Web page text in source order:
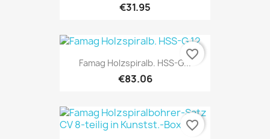
€31.95
Famag Holzspiralb. HSS-G...
€83.06
favorite_border
favorite_border